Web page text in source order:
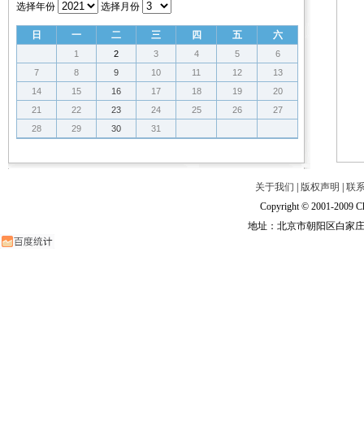
选择年份 选择月份
日 一 二 三 四 五 六
1 2 3 4 5
6
7
8 9 10 11 12
13
14
15 16 17 18 19
20
21
22 23 24 25 26
27
28
29 30 31
关于我们 版权声明
联
Copyright © 2001-2009
地址：北京市朝阳区白家